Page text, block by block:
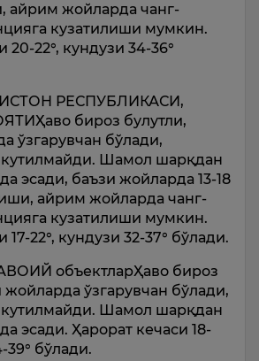
айрим жойларда чанг-
кузатилиши мумкин.
20-22°, кундузи 34-36°
РЕСПУБЛИКАСИ,
бироз булутли,
ўзгарувчан бўлади,
кутилмайди. Шамол шарқдан
эсади, баъзи жойларда 13-18
айрим жойларда чанг-
кузатилиши мумкин.
17-22°, кундузи 32-37° бўлади.
объектларҲаво бироз
жойларда ўзгарувчан бўлади,
кутилмайди. Шамол шарқдан
эсади. Ҳарорат кечаси 18-
39° бўлади.